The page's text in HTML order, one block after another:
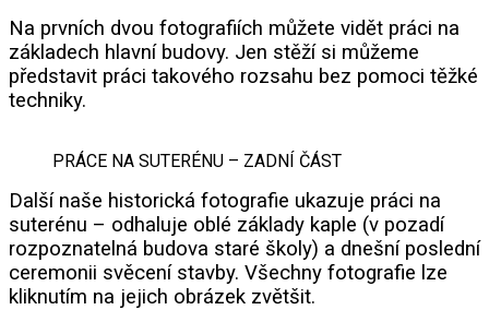
Na prvních dvou fotografiích můžete vidět práci na
základech hlavní budovy. Jen stěží si můžeme
představit práci takového rozsahu bez pomoci těžké
techniky.
PRÁCE NA SUTERÉNU – ZADNÍ ČÁST
Další naše historická fotografie ukazuje práci na
suterénu – odhaluje oblé základy kaple (v pozadí
rozpoznatelná budova staré školy) a dnešní poslední
ceremonii svěcení stavby. Všechny fotografie lze
kliknutím na jejich obrázek zvětšit.